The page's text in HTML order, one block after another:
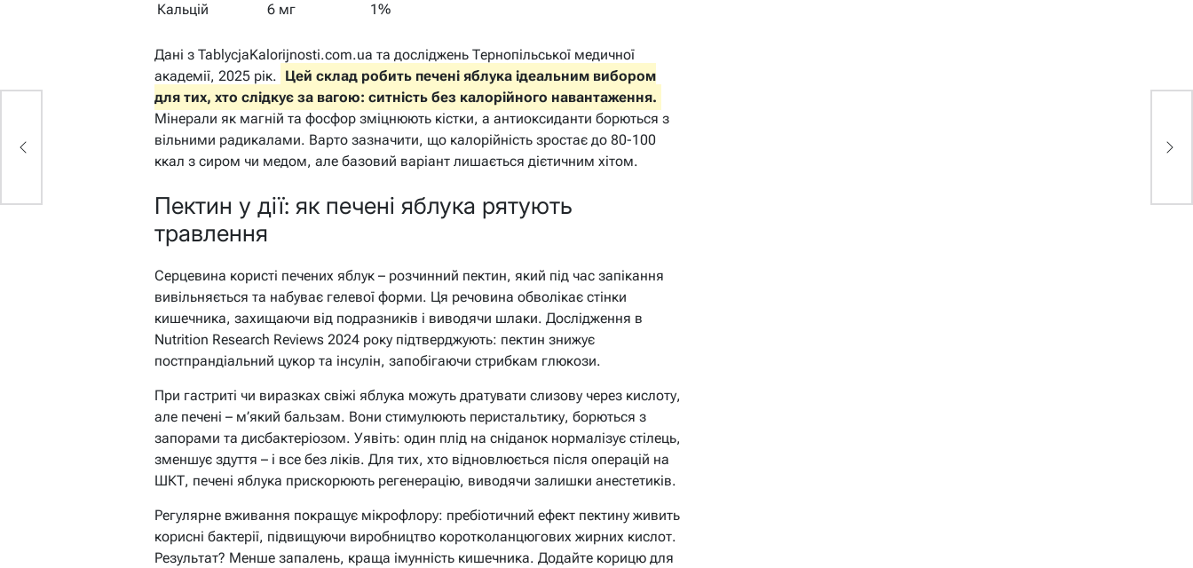
Кальцій
6 мг 1%
Дані з TablycjaKalorijnosti.com.ua та досліджень Тернопільської медичної
академії, 2025 рік. Цей склад робить печені яблука ідеальним вибором
для тих, хто слідкує за вагою: ситність без калорійного навантаження.
Мінерали як магній та фосфор зміцнюють кістки, а антиоксиданти борються з
вільними радикалами. Варто зазначити, що калорійність зростає до 80-100
ккал з сиром чи медом, але базовий варіант лишається дієтичним хітом.
Пектин у дії: як печені яблука рятують
травлення
Серцевина користі печених яблук – розчинний пектин, який під час запікання
вивільняється та набуває гелевої форми. Ця речовина обволікає стінки
кишечника, захищаючи від подразників і виводячи шлаки. Дослідження в
Nutrition Research Reviews 2024 року підтверджують: пектин знижує
постпрандіальний цукор та інсулін, запобігаючи стрибкам глюкози.
При гастриті чи виразках свіжі яблука можуть дратувати слизову через кислоту,
але печені – м’який бальзам. Вони стимулюють перистальтику, борються з
запорами та дисбактеріозом. Уявіть: один плід на сніданок нормалізує стілець,
зменшує здуття – і все без ліків. Для тих, хто відновлюється після операцій на
ШКТ, печені яблука прискорюють регенерацію, виводячи залишки анестетиків.
Регулярне вживання покращує мікрофлору: пребіотичний ефект пектину живить
корисні бактерії, підвищуючи виробництво коротколанцюгових жирних кислот.
Результат? Менше запалень, краща імунність кишечника. Додайте корицю для